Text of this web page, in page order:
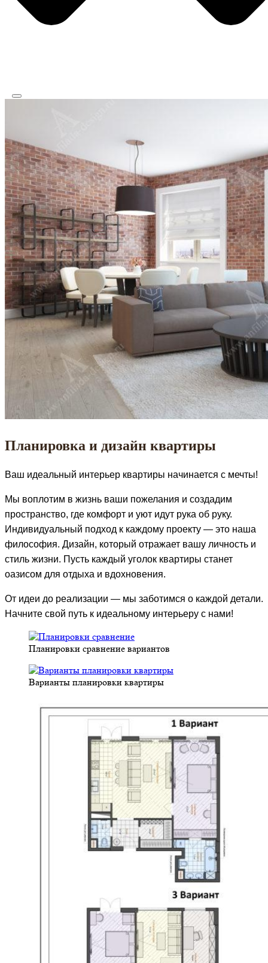
Планировка и дизайн квартиры
Ваш идеальный интерьер квартиры начинается с мечты!
Мы воплотим в жизнь ваши пожелания и создадим
пространство, где комфорт и уют идут рука об руку.
Индивидуальный подход к каждому проекту — это наша
философия. Дизайн, который отражает вашу личность и
стиль жизни. Пусть каждый уголок квартиры станет
оазисом для отдыха и вдохновения.
От идеи до реализации — мы заботимся о каждой детали.
Начните свой путь к идеальному интерьеру с нами!
Планировки сравнение вариантов
Варианты планировки квартиры